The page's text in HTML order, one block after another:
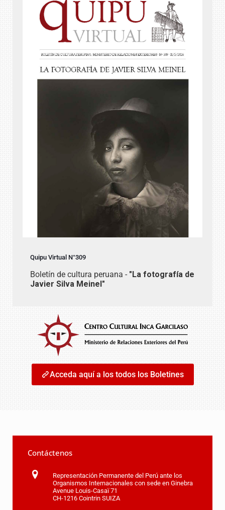
Quipu Virtual N°309
Boletín de cultura peruana - "La fotografía de
Javier Silva Meinel"
Acceda aquí a los todos los Boletines
Contáctenos
Representación Permanente del Perú ante los
Organismos Internacionales con sede en Ginebra
Avenue Louis-Casaï 71
CH-1216 Cointrin SUIZA